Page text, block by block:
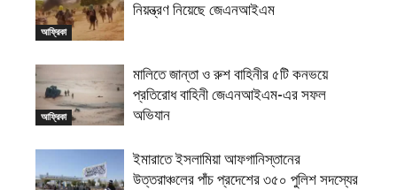
আফ্রিকা
নিয়ন্ত্রণ নিয়েছে জেএনআইএম
আফ্রিকা
মালিতে জান্তা ও রুশ বাহিনীর ৫টি কনভয়ে
প্রতিরোধ বাহিনী জেএনআইএম-এর সফল
অভিযান
ইমারাতে ইসলামিয়া আফগানিস্তানের
উত্তরাঞ্চলের পাঁচ প্রদেশের ৩৫০ পুলিশ সদস্যের